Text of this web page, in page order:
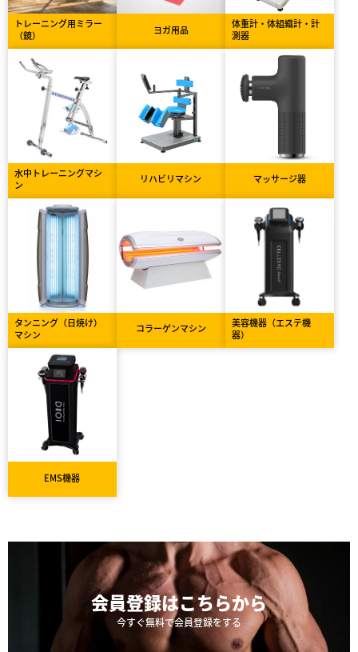
トレーニング用ミラー
（鏡）
ヨガ用品
体重計・体組織計・計
測器
水中トレーニングマシ
ン
リハビリマシン マッサージ器
タンニング（日焼け）
マシン
コラーゲンマシン
美容機器（エステ機
器）
EMS機器
会員登録はこちらから
今すぐ無料で会員登録をする